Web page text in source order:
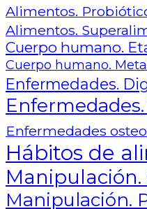
Alimentos.
Alimentos.
Cuerpo humano.
Cuerpo humano.
Enfermedades.
Enfermedades
Hábitos de
Manipulación.